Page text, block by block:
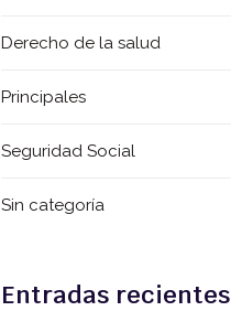
Derecho de la salud
Principales
Seguridad Social
Sin categoría
Entradas recientes